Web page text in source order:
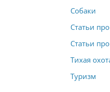
Собаки
Статьи
Статьи
Тихая
Туризм